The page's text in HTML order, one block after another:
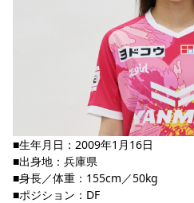
■生年月日：2009年1月16日
■出身地：兵庫県
■身長／体重：155cm／50kg
■ポジション：DF